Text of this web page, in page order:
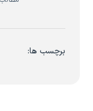
برچسب ها: